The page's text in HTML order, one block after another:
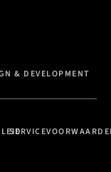
& DEVELOPMENT